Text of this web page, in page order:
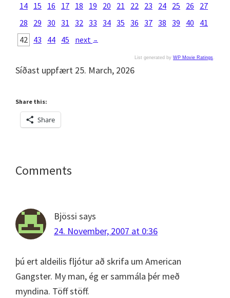
14 15 16 17 18 19 20 21 22 23 24 25 26
27
28
29 30 31 32 33 34 35 36 37 38 39 40
41
42 43 44 45 next →
List generated by WP Movie Ratings.
Síðast uppfært 25. March, 2026
Share this:
Share
Reader
Comments
Bjössi says
24. November, 2007 at 0:36
þú ert aldeilis fljótur að skrifa um American
Gangster. My man, ég er sammála þér með
myndina. Töff stöff.